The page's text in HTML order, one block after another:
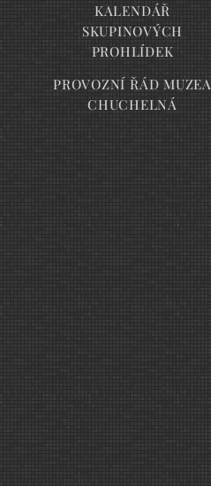
KALENDÁŘ
SKUPINOVÝCH
PROHLÍDEK
PROVOZNÍ ŘÁD MUZEA
CHUCHELNÁ